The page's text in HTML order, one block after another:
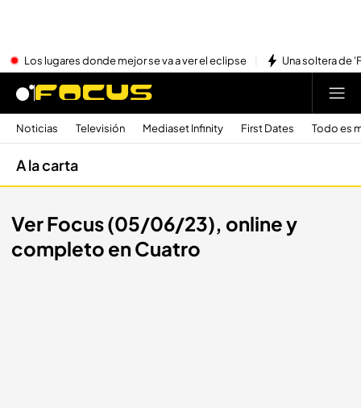
Los lugares donde mejor se va a ver el eclipse Una soltera de
Noticias Televisión Mediaset Infinity First Dates Todo es
A la carta
Ver Focus (05/06/23), online y
completo en Cuatro